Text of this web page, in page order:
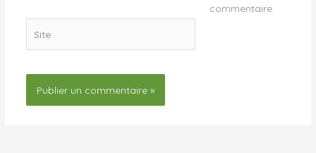
commentaire.